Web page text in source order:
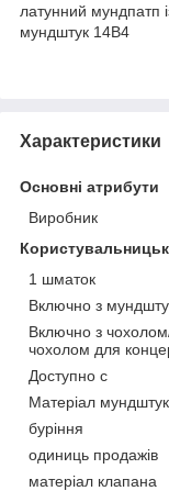
латунний мундпатп
мундштук 14B4
Характеристики
Основні атрибути
Виробник
1 шматок
Включно з
Включно з
чохолом для
Доступно с
Матеріал
буріння
одиниць продажів
матеріал клапана